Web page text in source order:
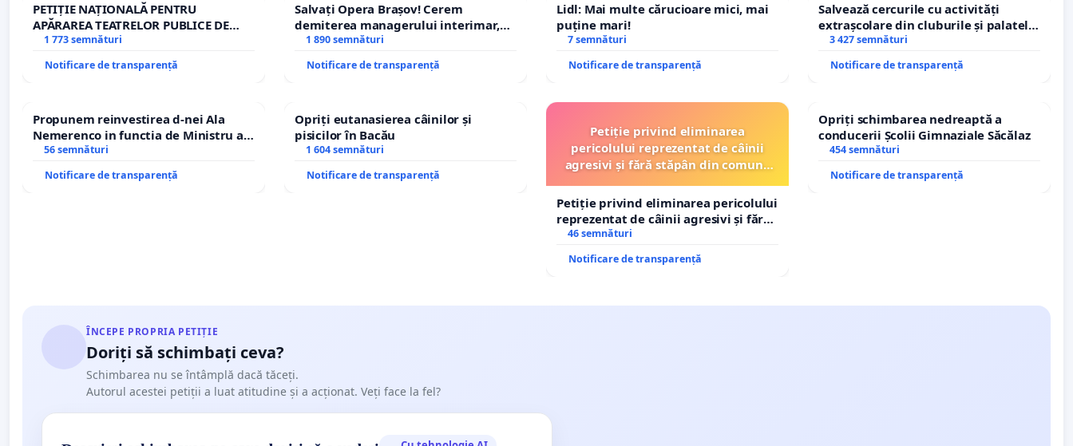
PETIȚIE NAȚIONALĂ PENTRU
APĂRAREA TEATRELOR PUBLICE DE
REPERTORIU DIN ROMÂNIA
1 773 semnături
Notificare de transparență
Salvați Opera Brașov! Cerem
demiterea managerului interimar,
Petrean Lucian-Marius!
1 890 semnături
Notificare de transparență
Lidl: Mai multe cărucioare mici, mai
puține mari!
7 semnături
Notificare de transparență
Salvează cercurile cu activități
extrașcolare din cluburile și palatele
copiilor
3 427 semnături
Notificare de transparență
Propunem reinvestirea d-nei Ala
Nemerenco in functia de Ministru al
Sanatatii
56 semnături
Notificare de transparență
Opriți eutanasierea câinilor și
pisicilor în Bacău
1 604 semnături
Notificare de transparență
Petiție privind eliminarea
pericolului reprezentat de câinii
agresivi și fără stăpân din comuna
Petiție privind eliminarea pericolului
reprezentat de câinii agresivi și fără
stăpân din comuna Tunari
46 semnături
Notificare de transparență
Opriți schimbarea nedreaptă a
conducerii Școlii Gimnaziale Săcălaz
454 semnături
Notificare de transparență
ÎNCEPE PROPRIA PETIȚIE
Doriți să schimbați ceva?
Schimbarea nu se întâmplă dacă tăceți.
Autorul acestei petiții a luat atitudine și a acționat. Veți face la fel?